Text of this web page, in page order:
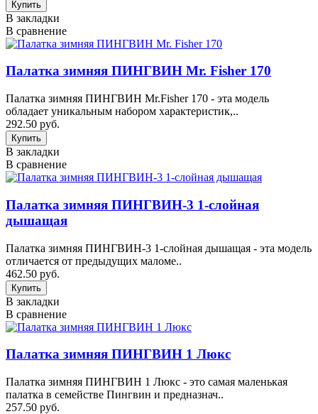
В закладки
В сравнение
Палатка зимняя ПИНГВИН Mr. Fisher 170
Палатка зимняя ПИНГВИН Mr.Fisher 170 - эта модель
обладает уникальным набором характеристик,..
292.50 руб.
В закладки
В сравнение
Палатка зимняя ПИНГВИН-3 1-слойная
дышащая
Палатка зимняя ПИНГВИН-3 1-слойная дышащая - эта модель
отличается от предыдущих маломе..
462.50 руб.
В закладки
В сравнение
Палатка зимняя ПИНГВИН 1 Люкс
Палатка зимняя ПИНГВИН 1 Люкс - это самая маленькая
палатка в семействе Пингвин и предназнач..
257.50 руб.